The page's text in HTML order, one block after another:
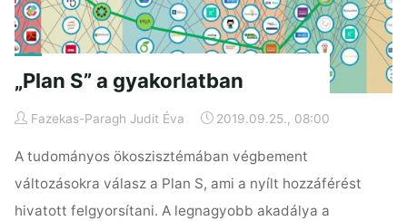
„Plan S” a gyakorlatban
Fazekas-Paragh Judit Éva 2019.09.25., 08:00
A tudományos ökoszisztémában végbement
változásokra válasz a Plan S, ami a nyílt hozzáférést
hivatott felgyorsítani. A legnagyobb akadálya a